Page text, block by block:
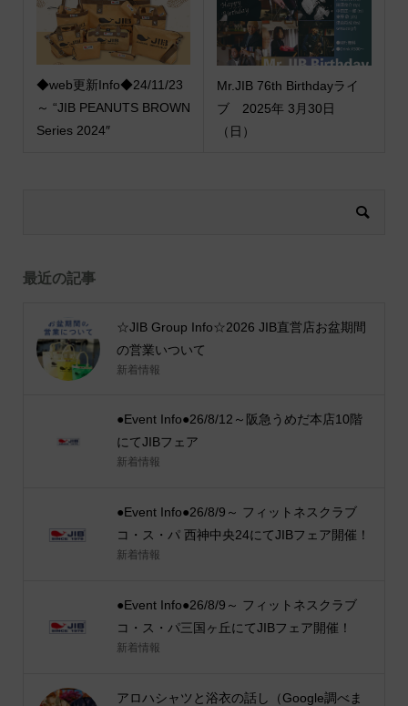
◆web更新Info◆24/11/23
～ “JIB PEANUTS BROWN
Series 2024″
Mr.JIB 76th Birthdayライ
ブ 2025年 3月30日
（日）
最近の記事
☆JIB Group Info☆2026 JIB直営店お盆期間
の営業いついて
新着情報
●Event Info●26/8/12～阪急うめだ本店10階
にてJIBフェア
新着情報
●Event Info●26/8/9～ フィットネスクラブ
コ・ス・パ 西神中央24にてJIBフェア開催！
新着情報
●Event Info●26/8/9～ フィットネスクラブ
コ・ス・パ三国ヶ丘にてJIBフェア開催！
新着情報
アロハシャツと浴衣の話し（Google調べま